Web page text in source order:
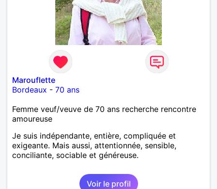
Marouflette
Bordeaux - 70 ans
Femme veuf/veuve de 70 ans recherche rencontre
amoureuse
Je suis indépendante, entière, compliquée et
exigeante. Mais aussi, attentionnée, sensible,
conciliante, sociable et généreuse.
Voir le profil